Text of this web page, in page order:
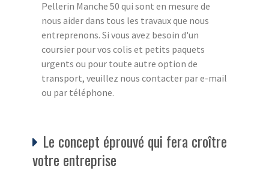
Pellerin Manche 50 qui sont en mesure de
nous aider dans tous les travaux que nous
entreprenons. Si vous avez besoin d'un
coursier pour vos colis et petits paquets
urgents ou pour toute autre option de
transport, veuillez nous contacter par e-mail
ou par téléphone.
Le concept éprouvé qui fera croître
votre entreprise